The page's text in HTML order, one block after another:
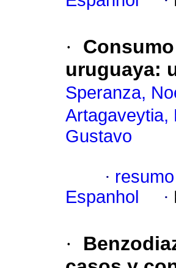
·
uruguaya:
Speranza,
Artagaveytia,
Gustavo
·
Espanhol
·
·